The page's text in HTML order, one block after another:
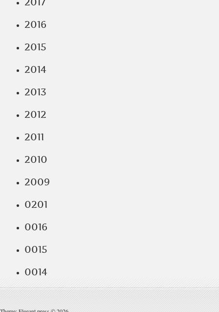
2016
2015
2014
2013
2012
2011
2010
2009
0201
0016
0015
0014